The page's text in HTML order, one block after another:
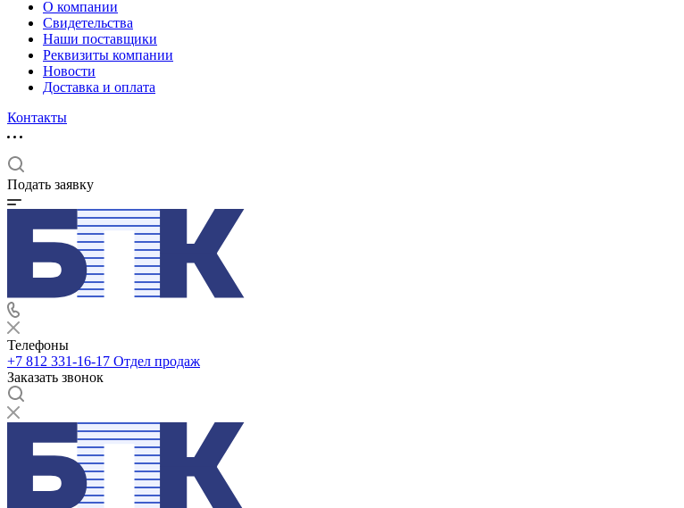
О компании
Свидетельства
Наши поставщики
Реквизиты компании
Новости
Доставка и оплата
Контакты
Подать заявку
Телефоны
+7 812 331-16-17 Отдел продаж
Заказать звонок